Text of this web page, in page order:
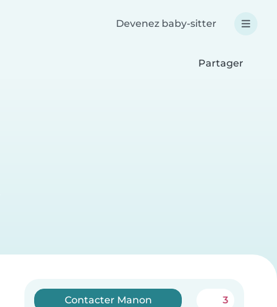
Devenez baby-sitter
Partager
Contacter Manon 3